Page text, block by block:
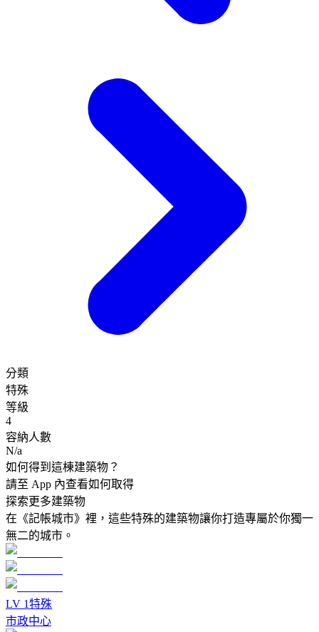
分類
特殊
等級
4
容納人數
N/a
如何得到這棟建築物？
請至 App 內查看如何取得
探索更多建築物
在《記帳城市》裡，這些特殊的建築物讓你打造專屬於你獨一
無二的城市。
LV 1特殊
市政中心